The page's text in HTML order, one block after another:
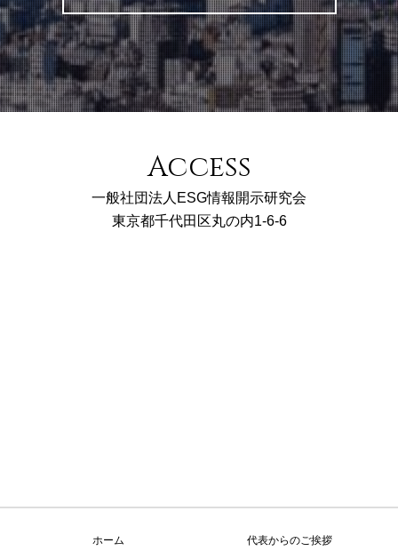
Access
一般社団法人ESG情報開示研究会
東京都千代田区丸の内1-6-6
ホーム 代表からのご挨拶